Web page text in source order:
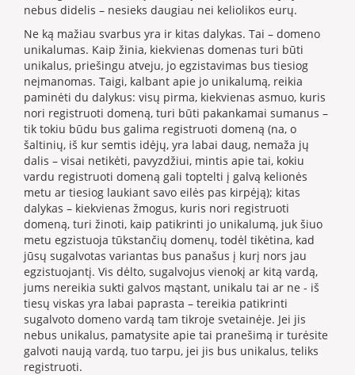
nebus didelis – nesieks daugiau nei keliolikos eurų.
Ne ką mažiau svarbus yra ir kitas dalykas. Tai – domeno
unikalumas. Kaip žinia, kiekvienas domenas turi būti
unikalus, priešingu atveju, jo egzistavimas bus tiesiog
neįmanomas. Taigi, kalbant apie jo unikalumą, reikia
paminėti du dalykus: visų pirma, kiekvienas asmuo, kuris
nori registruoti domeną, turi būti pakankamai sumanus –
tik tokiu būdu bus galima registruoti domeną (na, o
šaltinių, iš kur semtis idėjų, yra labai daug, nemaža jų
dalis – visai netikėti, pavyzdžiui, mintis apie tai, kokiu
vardu registruoti domeną gali toptelti į galvą kelionės
metu ar tiesiog laukiant savo eilės pas kirpėją); kitas
dalykas – kiekvienas žmogus, kuris nori registruoti
domeną, turi žinoti, kaip patikrinti jo unikalumą, juk šiuo
metu egzistuoja tūkstančių domenų, todėl tikėtina, kad
jūsų sugalvotas variantas bus panašus į kurį nors jau
egzistuojantį. Vis dėlto, sugalvojus vienokį ar kitą vardą,
jums nereikia sukti galvos mąstant, unikalu tai ar ne - iš
tiesų viskas yra labai paprasta – tereikia patikrinti
sugalvoto domeno vardą tam tikroje svetainėje. Jei jis
nebus unikalus, pamatysite apie tai pranešimą ir turėsite
galvoti naują vardą, tuo tarpu, jei jis bus unikalus, teliks
registruoti.